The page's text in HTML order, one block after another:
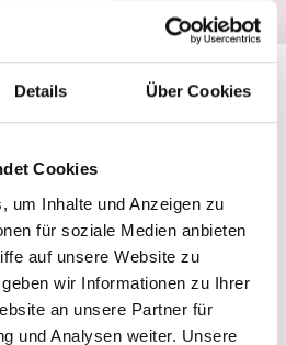
Details Über Cookies
Cookies
um Inhalte und Anzeigen zu
für soziale Medien anbieten
auf unsere Website zu
wir Informationen zu Ihrer
an unsere Partner für
und Analysen weiter. Unsere